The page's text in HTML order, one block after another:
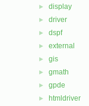
► display
► driver
► dspf
► external
► gis
► gmath
► gpde
► htmldriver